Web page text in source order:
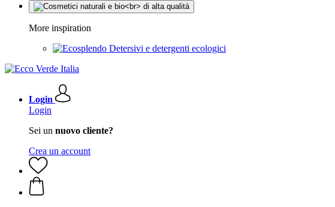
More inspiration
Detersivi e detergenti ecologici
Login
Login
Sei un nuovo cliente?
Crea un account